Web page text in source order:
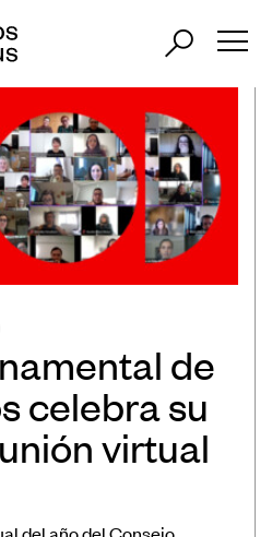
el sector
de
de
de
celebra su
virtual